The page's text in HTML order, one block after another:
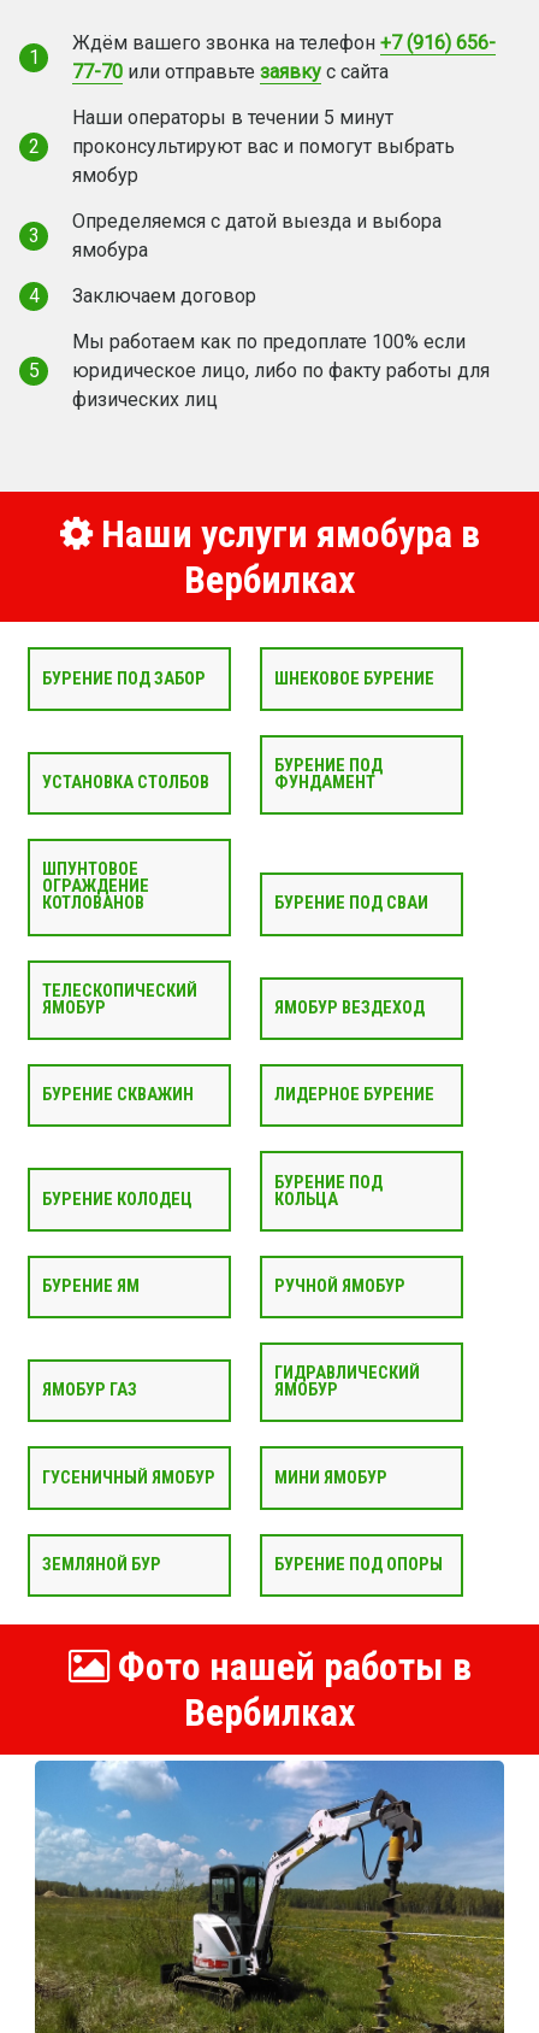
1
Ждём вашего звонка на телефон +7 (916) 656-
77-70 или отправьте заявку с сайта
2
Наши операторы в течении 5 минут
проконсультируют вас и помогут выбрать
ямобур
3
Определяемся с датой выезда и выбора
ямобура
4
Заключаем договор
5
Мы работаем как по предоплате 100% если
юридическое лицо, либо по факту работы для
физических лиц
Наши услуги ямобура в
Вербилках
БУРЕНИЕ ПОД ЗАБОР ШНЕКОВОЕ БУРЕНИЕ
УСТАНОВКА СТОЛБОВ
БУРЕНИЕ ПОД
ФУНДАМЕНТ
ШПУНТОВОЕ
ОГРАЖДЕНИЕ
КОТЛОВАНОВ
БУРЕНИЕ ПОД СВАИ
ТЕЛЕСКОПИЧЕСКИЙ
ЯМОБУР
ЯМОБУР ВЕЗДЕХОД
БУРЕНИЕ СКВАЖИН ЛИДЕРНОЕ БУРЕНИЕ
БУРЕНИЕ КОЛОДЕЦ
БУРЕНИЕ ПОД
КОЛЬЦА
БУРЕНИЕ ЯМ РУЧНОЙ ЯМОБУР
ЯМОБУР ГАЗ
ГИДРАВЛИЧЕСКИЙ
ЯМОБУР
ГУСЕНИЧНЫЙ ЯМОБУР МИНИ ЯМОБУР
ЗЕМЛЯНОЙ БУР БУРЕНИЕ ПОД ОПОРЫ
Фото нашей работы в
Вербилках